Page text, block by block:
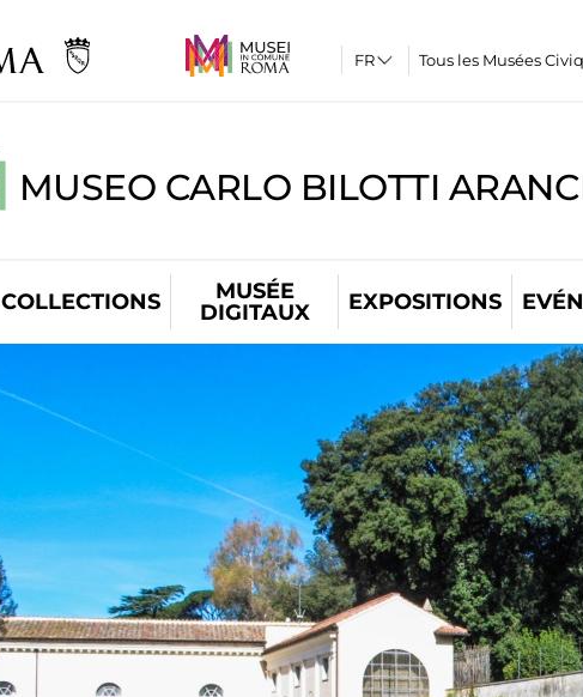
Tous les Musées
MUSEO CARLO BILOTTI
COLLECTIONS
MUSÉE
DIGITAUX
EXPOSITIONS